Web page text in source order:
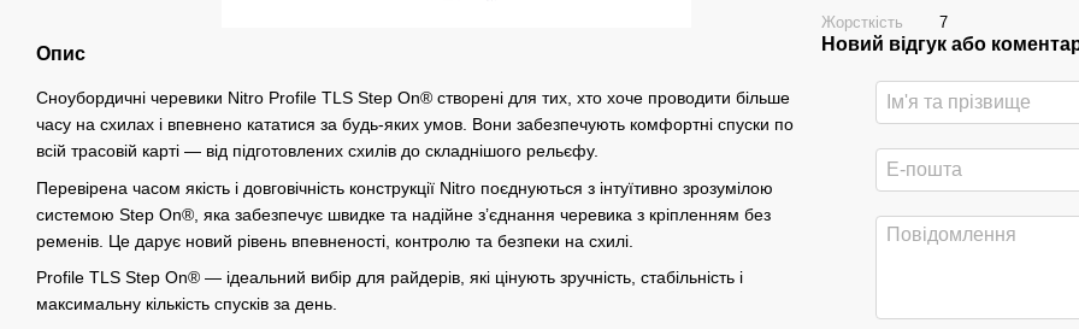
Опис
Сноубордичні черевики Nitro Profile TLS Step On® створені для тих, хто хоче проводити більше
часу на схилах і впевнено кататися за будь-яких умов. Вони забезпечують комфортні спуски по
всій трасовій карті — від підготовлених схилів до складнішого рельєфу.
Перевірена часом якість і довговічність конструкції Nitro поєднуються з інтуїтивно зрозумілою
системою Step On®, яка забезпечує швидке та надійне з’єднання черевика з кріпленням без
ременів. Це дарує новий рівень впевненості, контролю та безпеки на схилі.
Profile TLS Step On® — ідеальний вибір для райдерів, які цінують зручність, стабільність і
максимальну кількість спусків за день.
Жорсткість
7
Новий відгук або